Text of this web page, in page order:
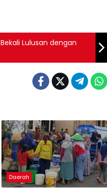
Lulusan dengan
Daerah